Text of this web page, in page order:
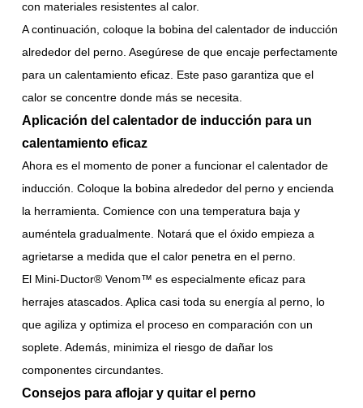
con materiales resistentes al calor.
A continuación, coloque la bobina del calentador de inducción
alrededor del perno. Asegúrese de que encaje perfectamente
para un calentamiento eficaz. Este paso garantiza que el
calor se concentre donde más se necesita.
Aplicación del calentador de inducción para un
calentamiento eficaz
Ahora es el momento de poner a funcionar el calentador de
inducción. Coloque la bobina alrededor del perno y encienda
la herramienta. Comience con una temperatura baja y
auméntela gradualmente. Notará que el óxido empieza a
agrietarse a medida que el calor penetra en el perno.
El Mini-Ductor® Venom™ es especialmente eficaz para
herrajes atascados. Aplica casi toda su energía al perno, lo
que agiliza y optimiza el proceso en comparación con un
soplete. Además, minimiza el riesgo de dañar los
componentes circundantes.
Consejos para aflojar y quitar el perno